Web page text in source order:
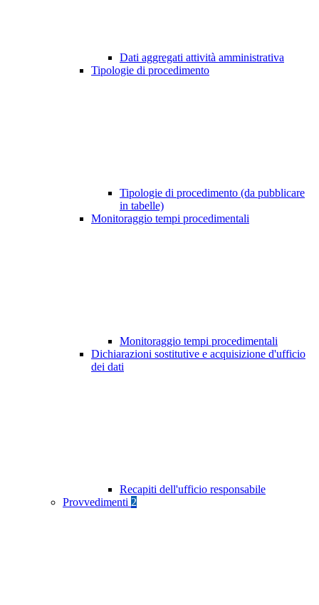
Dati aggregati attività amministrativa
Tipologie di procedimento
Tipologie di procedimento (da pubblicare
in tabelle)
Monitoraggio tempi procedimentali
Monitoraggio tempi procedimentali
Dichiarazioni sostitutive e acquisizione d'ufficio
dei dati
Recapiti dell'ufficio responsabile
Provvedimenti 2